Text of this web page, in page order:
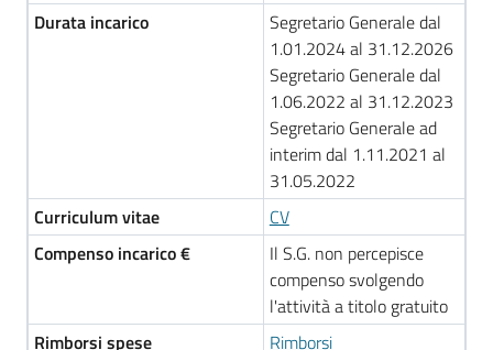
Durata incarico
Segretario Generale dal
1.01.2024 al 31.12.2026
Segretario Generale dal
1.06.2022 al 31.12.2023
Segretario Generale ad
interim dal 1.11.2021 al
31.05.2022
Curriculum vitae
CV
Compenso incarico €
Il S.G. non percepisce
compenso svolgendo
l'attività a titolo gratuito
Rimborsi spese
Rimborsi